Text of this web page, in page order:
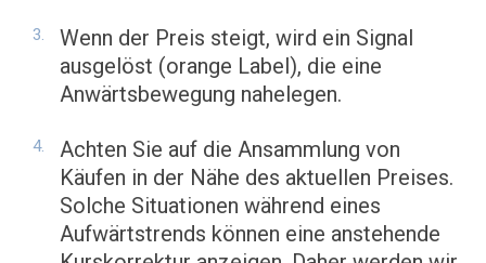
Wenn der Preis steigt, wird ein Signal
ausgelöst (orange Label), die eine
Anwärtsbewegung nahelegen.
Achten Sie auf die Ansammlung von
Käufen in der Nähe des aktuellen Preises.
Solche Situationen während eines
Aufwärtstrends können eine anstehende